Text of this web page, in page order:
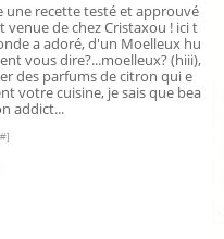
une recette testé et approuvé
de chez Cristaxou ! ici t
a adoré, d'un Moelleux hu
vous dire?...moelleux? (hiii),
des parfums de citron qui e
votre cuisine, je sais que bea
addict...
#]